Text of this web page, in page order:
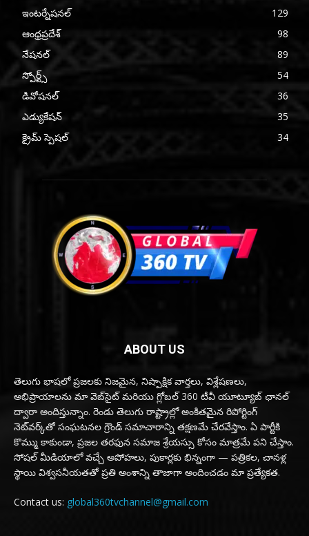
ఇంటర్నేషనల్
129
ఆంధ్రప్రదేశ్
98
నేషనల్
89
స్పోర్ట్స్
54
డివోషనల్
36
ఎడ్యుకేషన్
35
క్రైమ్ స్పెషల్
34
ABOUT US
తెలుగు భాషలో ప్రజలకు నిజమైన, నిష్పాక్షిక వార్తలు, విశ్లేషణలు,
అభిప్రాయాలను మా వెబ్‌సైట్ మరియు గ్లోబల్ 360 టీవీ యూట్యూబ్ ఛానల్
ద్వారా అందిస్తున్నాం. రెండు తెలుగు రాష్ట్రాల్లో అంకితమైన రిపోర్టింగ్
నెట్‌వర్క్‌తో సంఘటనల గ్రౌండ్ సమాచారాన్ని తక్షణమే చేరవేస్తాం. ఏ పార్టీకి
కొమ్ము కాకుండా, ప్రజల తరఫున సమాజ శ్రేయస్సు కోసం మాత్రమే పని చేస్తాం.
సోషల్ మీడియాలో వచ్చే అపోహలు, పుకార్లకు భిన్నంగా — పత్రికల, చానళ్ల
స్థాయి విశ్వసనీయతతో ప్రతి అంశాన్ని తాజాగా అందించడం మా ప్రత్యేకత.
Contact us: global360tvchannel@gmail.com